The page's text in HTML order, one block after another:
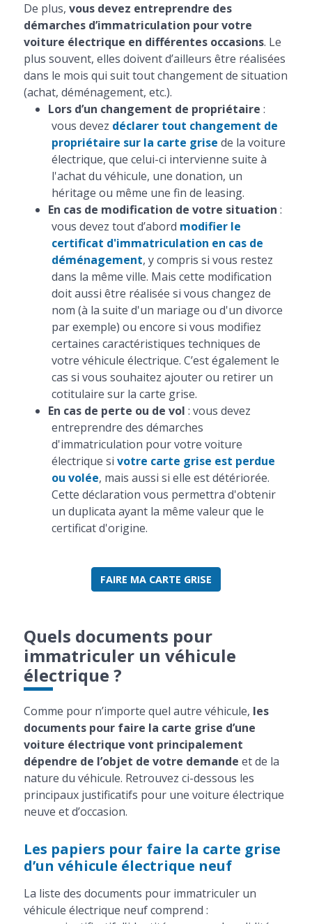
De plus, vous devez entreprendre des
démarches d’immatriculation pour votre
voiture électrique en différentes occasions. Le
plus souvent, elles doivent d’ailleurs être réalisées
dans le mois qui suit tout changement de situation
(achat, déménagement, etc.).
Lors d’un changement de propriétaire :
vous devez déclarer tout changement de
propriétaire sur la carte grise de la voiture
électrique, que celui-ci intervienne suite à
l'achat du véhicule, une donation, un
héritage ou même une fin de leasing.
En cas de modification de votre situation :
vous devez tout d’abord modifier le
certificat d'immatriculation en cas de
déménagement, y compris si vous restez
dans la même ville. Mais cette modification
doit aussi être réalisée si vous changez de
nom (à la suite d'un mariage ou d'un divorce
par exemple) ou encore si vous modifiez
certaines caractéristiques techniques de
votre véhicule électrique. C’est également le
cas si vous souhaitez ajouter ou retirer un
cotitulaire sur la carte grise.
En cas de perte ou de vol : vous devez
entreprendre des démarches
d'immatriculation pour votre voiture
électrique si votre carte grise est perdue
ou volée, mais aussi si elle est détériorée.
Cette déclaration vous permettra d'obtenir
un duplicata ayant la même valeur que le
certificat d'origine.
FAIRE MA CARTE GRISE
Quels documents pour
immatriculer un véhicule
électrique ?
Comme pour n’importe quel autre véhicule, les
documents pour faire la carte grise d’une
voiture électrique vont principalement
dépendre de l’objet de votre demande et de la
nature du véhicule. Retrouvez ci-dessous les
principaux justificatifs pour une voiture électrique
neuve et d’occasion.
Les papiers pour faire la carte grise
d’un véhicule électrique neuf
La liste des documents pour immatriculer un
véhicule électrique neuf comprend :